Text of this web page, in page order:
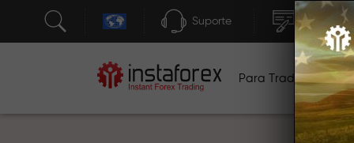
Suporte Abertura
Para Traders